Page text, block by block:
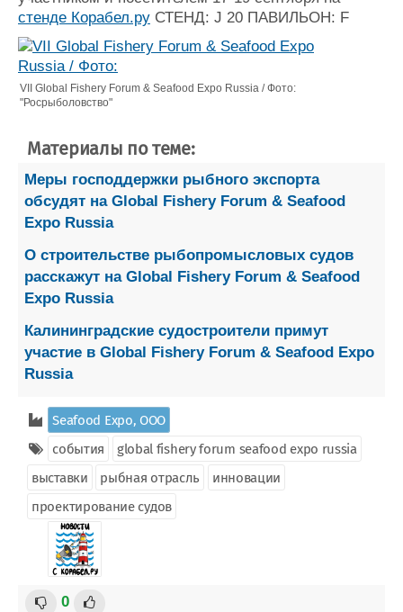
стенде Корабел.ру СТЕНД: J 20 ПАВИЛЬОН: F
VII Global Fishery Forum & Seafood Expo Russia / Фото:
"Росрыболовство"
Материалы по теме:
Меры господдержки рыбного экспорта
обсудят на Global Fishery Forum & Seafood
Expo Russia
О строительстве рыбопромысловых судов
расскажут на Global Fishery Forum & Seafood
Expo Russia
Калининградские судостроители примут
участие в Global Fishery Forum & Seafood Expo
Russia
Seafood Expo, ООО
события
global fishery forum seafood expo russia
выставки
рыбная отрасль
инновации
проектирование судов
0